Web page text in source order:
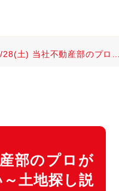
土) 当社不動産部のプロが教える 失敗しない～土地探し説明会～
部のプロが
土地探し説